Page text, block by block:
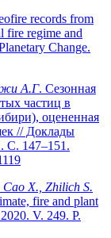
records from
fire regime and
Change.
А.Г. Сезонная
частиц в
оцененная
// Доклады
С. 147–151.
Cao X., Zhilich S.
fire and plant
V. 249. P.